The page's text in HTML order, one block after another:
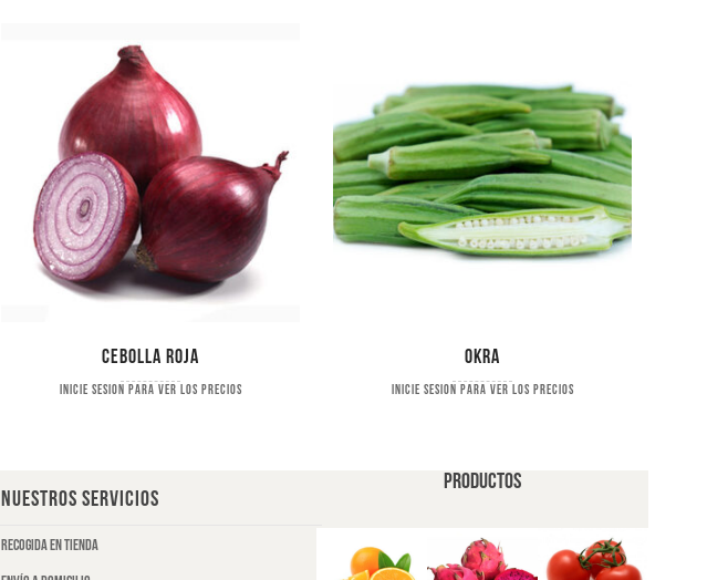
Cebolla roja
Inicie sesion para ver los precios
Okra
Inicie sesion para ver los precios
NUESTROS SERVICIOS
Recogida en tienda
PRODUCTOS